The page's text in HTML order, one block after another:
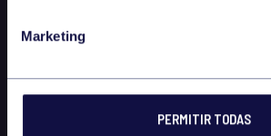
Marketing
PERMITIR TODAS